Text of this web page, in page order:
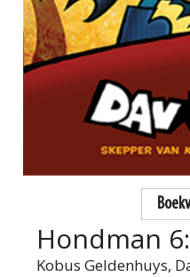
Hondman
Kobus Geldenhuys,